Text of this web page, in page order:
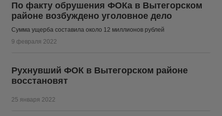
По факту обрушения ФОКа в Вытегорском
районе возбуждено уголовное дело
Сумма ущерба составила около 12 миллионов рублей
9 февраля 2022
Рухнувший ФОК в Вытегорском районе
восстановят
25 января 2022